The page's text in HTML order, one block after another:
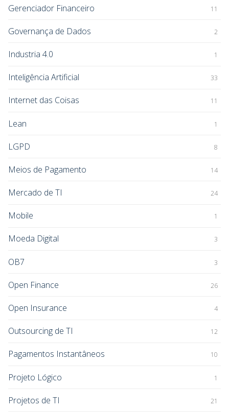
Gerenciador Financeiro 11
Governança de Dados 2
Industria 4.0 1
Inteligência Artificial 33
Internet das Coisas 11
Lean 1
LGPD 8
Meios de Pagamento 14
Mercado de TI 24
Mobile 1
Moeda Digital 3
OB7 3
Open Finance 26
Open Insurance 4
Outsourcing de TI 12
Pagamentos Instantâneos 10
Projeto Lógico 1
Projetos de TI 21